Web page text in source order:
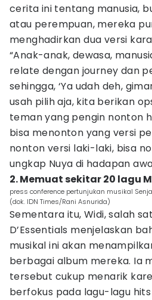
cerita ini tentang manusia,
atau perempuan, mereka
menghadirkan dua versi
“Anak-anak, dewasa,
relate dengan journey dan
sehingga, ‘Ya udah deh,
usah pilih aja, kita berikan
teman yang pengin nonton
bisa menonton yang versi
nonton versi laki-laki, bisa
ungkap Nuya di hadapan
2. Memuat sekitar 20 lagu
press conference pertunjukan musikal
(dok. IDN Times/Rani Asnurida)
Sementara itu, Widi, salah
D’Essentials menjelaskan
musikal ini akan
berbagai album mereka. Ia
tersebut cukup menarik
berfokus pada lagu-lagu